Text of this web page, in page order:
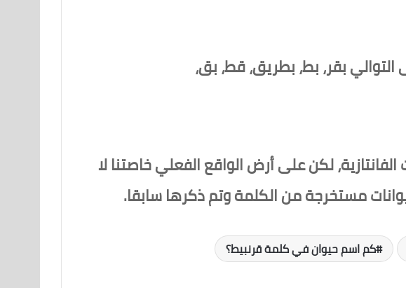
بقر، بط، بطريق، قط، بق،
لكن على أرض الواقع الفعلي خاصتنا لا
مستخرجة من الكلمة وتم ذكرها سابقا.
كم اسم حيوان في كلمة قرنبيط؟